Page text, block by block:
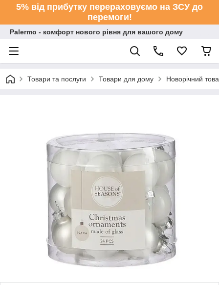
5% від прибутку перераховуємо на ЗСУ до
перемоги!
Palermo - комфорт нового рівня для вашого дому
Товари та послуги Товари для дому Новорічний